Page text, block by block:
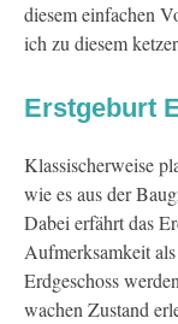
diesem einfachen
ich zu diesem
Erstgeburt
Klassischerweise
wie es aus der
Dabei erfährt das
Aufmerksamkeit
Erdgeschoss
wachen Zustand